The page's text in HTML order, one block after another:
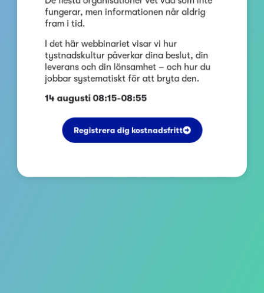
fungerar, men informationen når aldrig
fram i tid.
I det här webbinariet visar vi hur
tystnadskultur påverkar dina beslut, din
leverans och din lönsamhet – och hur du
jobbar systematiskt för att bryta den.
14 augusti 08:15-08:55
Registrera dig kostnadsfritt